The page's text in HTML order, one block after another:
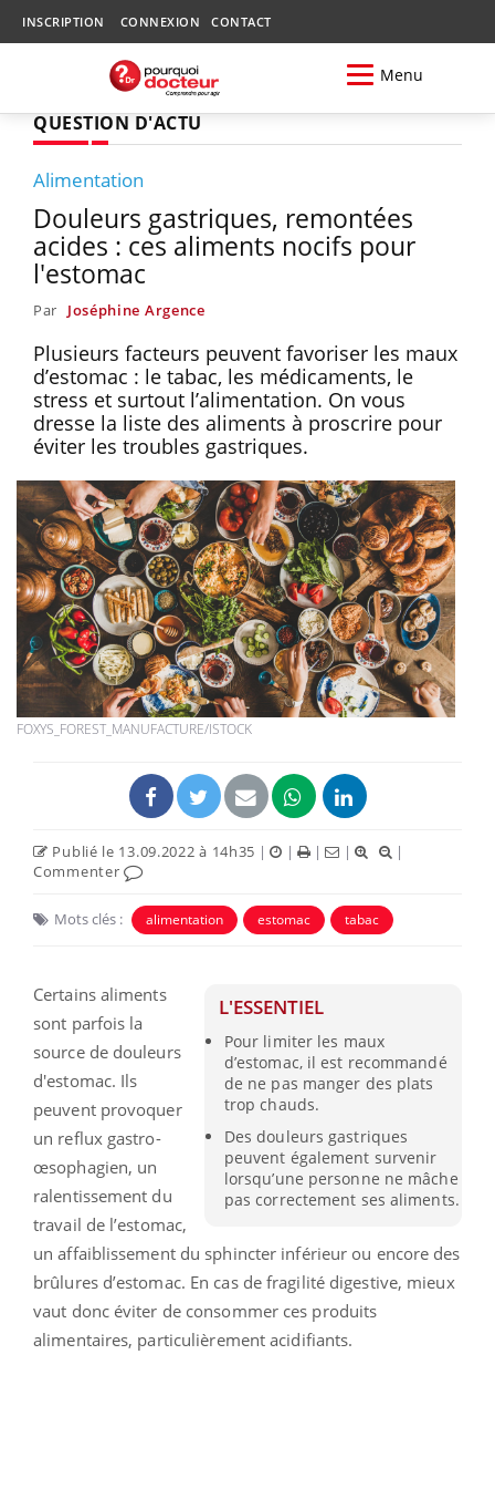
INSCRIPTION CONNEXION CONTACT
Menu
QUESTION D'ACTU
Alimentation
Douleurs gastriques, remontées
acides : ces aliments nocifs pour
l'estomac
Par Joséphine Argence
Plusieurs facteurs peuvent favoriser les maux
d’estomac : le tabac, les médicaments, le
stress et surtout l’alimentation. On vous
dresse la liste des aliments à proscrire pour
éviter les troubles gastriques.
FOXYS_FOREST_MANUFACTURE/ISTOCK
Publié le 13.09.2022 à 14h35 | | | |
|
Commenter
Mots clés : alimentation estomac tabac
L'ESSENTIEL
Pour limiter les maux
d’estomac, il est recommandé
de ne pas manger des plats
trop chauds.
Des douleurs gastriques
peuvent également survenir
lorsqu’une personne ne mâche
pas correctement ses aliments.
Certains aliments
sont parfois la
source de douleurs
d'estomac. Ils
peuvent provoquer
un reflux gastro-
œsophagien, un
ralentissement du
travail de l’estomac,
un affaiblissement du sphincter inférieur ou encore des
brûlures d’estomac. En cas de fragilité digestive, mieux
vaut donc éviter de consommer ces produits
alimentaires, particulièrement acidifiants.